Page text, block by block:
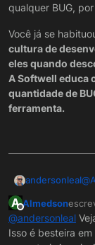
qualquer BUG,
Você já se
cultura de
eles quando
A Softwell educa
quantidade de
ferramenta.
andersonleal@
A
Offline
Almedson
@andersonleal
Isso é besteira